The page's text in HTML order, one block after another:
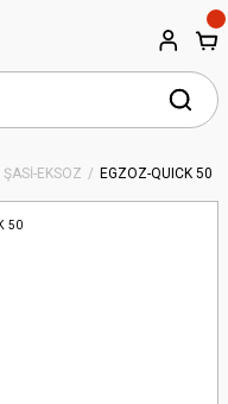
ŞASİ-EKSOZ EGZOZ-QUICK 50